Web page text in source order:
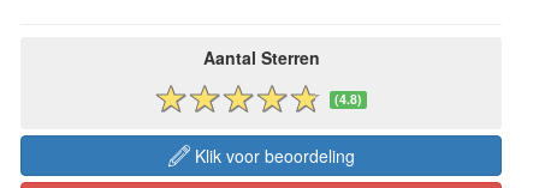
Aantal Sterren
(4.8)
Klik voor beoordeling